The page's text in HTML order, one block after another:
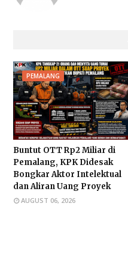
PEMALANG
Buntut OTT Rp2 Miliar di
Pemalang, KPK Didesak
Bongkar Aktor Intelektual
dan Aliran Uang Proyek
AUGUST 06, 2026